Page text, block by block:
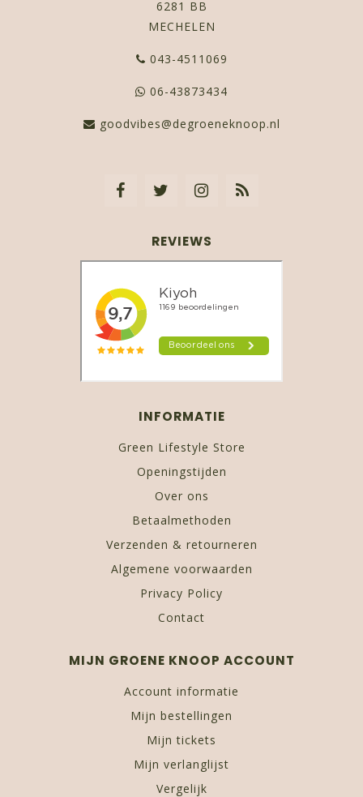
6281 BB
MECHELEN
043-4511069
06-43873434
goodvibes@degroeneknoop.nl
REVIEWS
INFORMATIE
Green Lifestyle Store
Openingstijden
Over ons
Betaalmethoden
Verzenden & retourneren
Algemene voorwaarden
Privacy Policy
Contact
MIJN GROENE KNOOP ACCOUNT
Account informatie
Mijn bestellingen
Mijn tickets
Mijn verlanglijst
Vergelijk